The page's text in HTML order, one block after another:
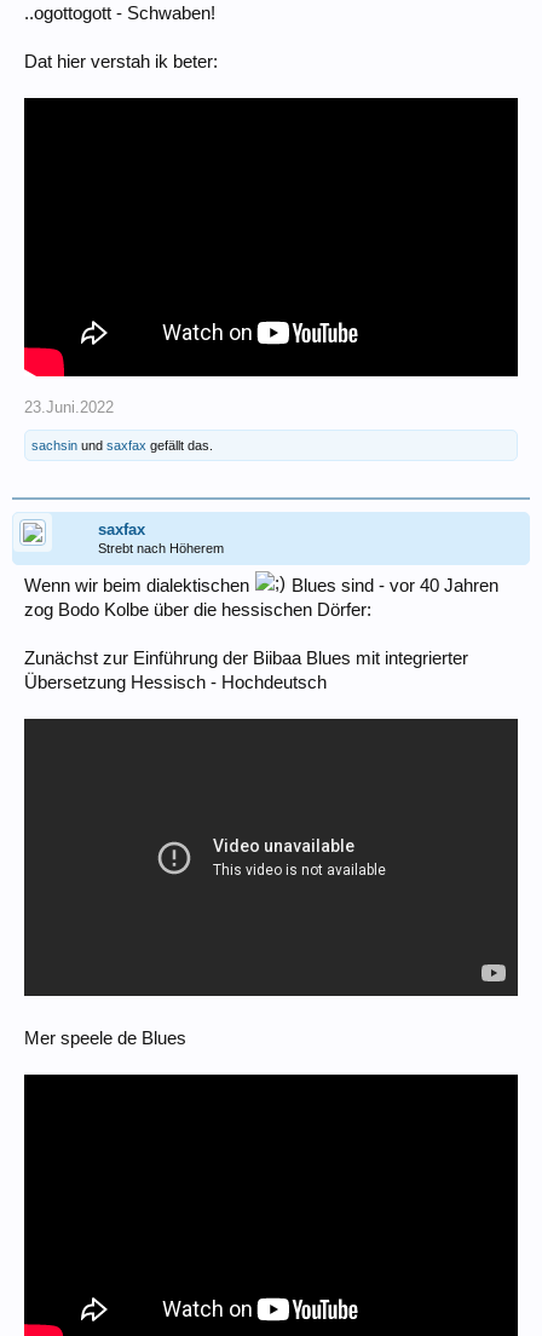
..ogottogott - Schwaben!
Dat hier verstah ik beter:
23.Juni.2022
sachsin und saxfax gefällt das.
saxfax
Strebt nach Höherem
Wenn wir beim dialektischen
Blues sind - vor 40 Jahren
zog Bodo Kolbe über die hessischen Dörfer:
Zunächst zur Einführung der Biibaa Blues mit integrierter
Übersetzung Hessisch - Hochdeutsch
Mer speele de Blues